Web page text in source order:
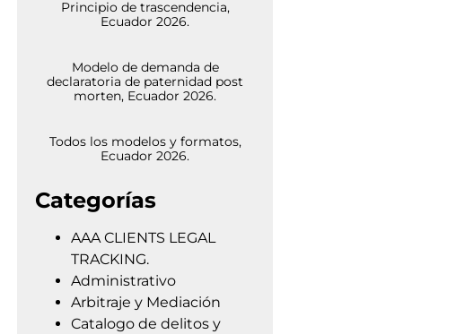
Principio de trascendencia,
Ecuador 2026.
Modelo de demanda de
declaratoria de paternidad post
morten, Ecuador 2026.
Todos los modelos y formatos,
Ecuador 2026.
Categorías
AAA CLIENTS LEGAL
TRACKING.
Administrativo
Arbitraje y Mediación
Catalogo de delitos y